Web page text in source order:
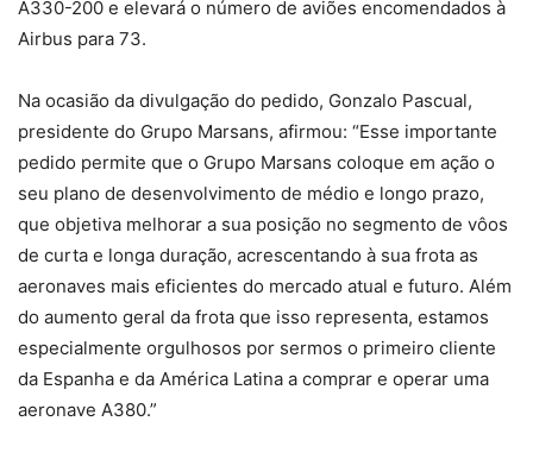
A330-200 e elevará o número de aviões encomendados à
Airbus para 73.
Na ocasião da divulgação do pedido, Gonzalo Pascual,
presidente do Grupo Marsans, afirmou: “Esse importante
pedido permite que o Grupo Marsans coloque em ação o
seu plano de desenvolvimento de médio e longo prazo,
que objetiva melhorar a sua posição no segmento de vôos
de curta e longa duração, acrescentando à sua frota as
aeronaves mais eficientes do mercado atual e futuro. Além
do aumento geral da frota que isso representa, estamos
especialmente orgulhosos por sermos o primeiro cliente
da Espanha e da América Latina a comprar e operar uma
aeronave A380.”